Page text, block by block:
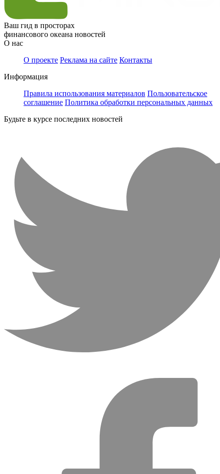
Ваш гид в просторах
финансового океана новостей
О нас
О проекте Реклама на сайте Контакты
Информация
Правила использования материалов Пользовательское
соглашение Политика обработки персональных данных
Будьте в курсе последних новостей